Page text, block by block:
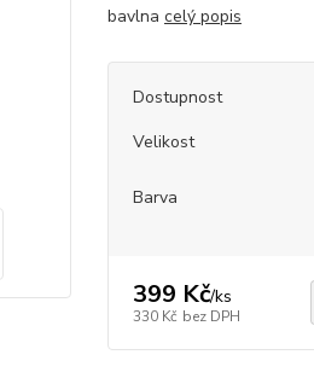
bavlna celý popis
Dostupnost
Velikost
Barva
399 Kč/ks
330 Kč bez DPH